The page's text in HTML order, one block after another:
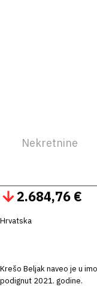
Nekretnine
2.684,76 €
Hrvatska
Krešo Beljak naveo je u
podignut 2021. godine.